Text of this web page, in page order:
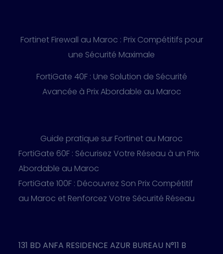
Fortinet Firewall au Maroc : Prix Compétitifs pour
une Sécurité Maximale
FortiGate 40F : Une Solution de Sécurité
Avancée à Prix Abordable au Maroc
Guide pratique sur Fortinet au Maroc
FortiGate 60F : Sécurisez Votre Réseau à un Prix
Abordable au Maroc
FortiGate 100F : Découvrez Son Prix Compétitif
au Maroc et Renforcez Votre Sécurité Réseau
131 BD ANFA RESIDENCE AZUR BUREAU N°11 B